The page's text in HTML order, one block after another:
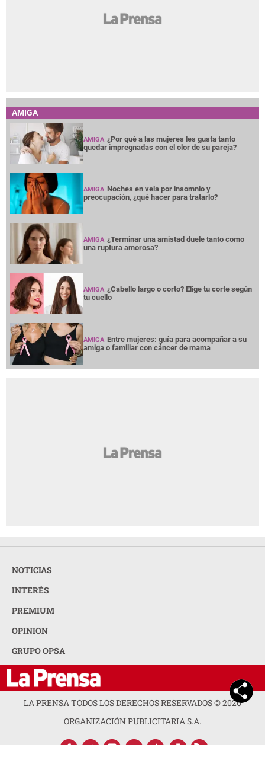
AMIGA
AMIGA ¿Por qué a las mujeres les gusta tanto
quedar impregnadas con el olor de su pareja?
AMIGA Noches en vela por insomnio y
preocupación, ¿qué hacer para tratarlo?
AMIGA ¿Terminar una amistad duele tanto como
una ruptura amorosa?
AMIGA ¿Cabello largo o corto? Elige tu corte según
tu cuello
AMIGA Entre mujeres: guía para acompañar a su
amiga o familiar con cáncer de mama
NOTICIAS
INTERÉS
PREMIUM
OPINION
GRUPO OPSA
LA PRENSA TODOS LOS DERECHOS RESERVADOS ©2026
ORGANIZACIÓN PUBLICITARIA S.A.